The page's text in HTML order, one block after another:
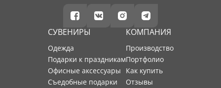
СУВЕНИРЫ
Одежда
Подарки к праздникам
Офисные аксессуары
Съедобные подарки
КОМПАНИЯ
производство
портфолио
как купить
отзывы